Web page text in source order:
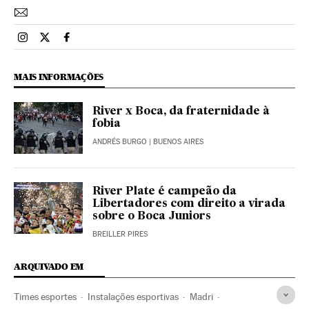
Esportes El País Brasil en Instagram
Esportes El País Brasil en Twitter
Esportes El País Brasil en Facebook
MAIS INFORMAÇÕES
River x Boca, da fraternidade à
fobia
ANDRÉS BURGO | BUENOS AIRES
River Plate é campeão da
Libertadores com direito a virada
sobre o Boca Juniors
BREILLER PIRES
ARQUIVADO EM
Times esportes Instalações esportivas Madri